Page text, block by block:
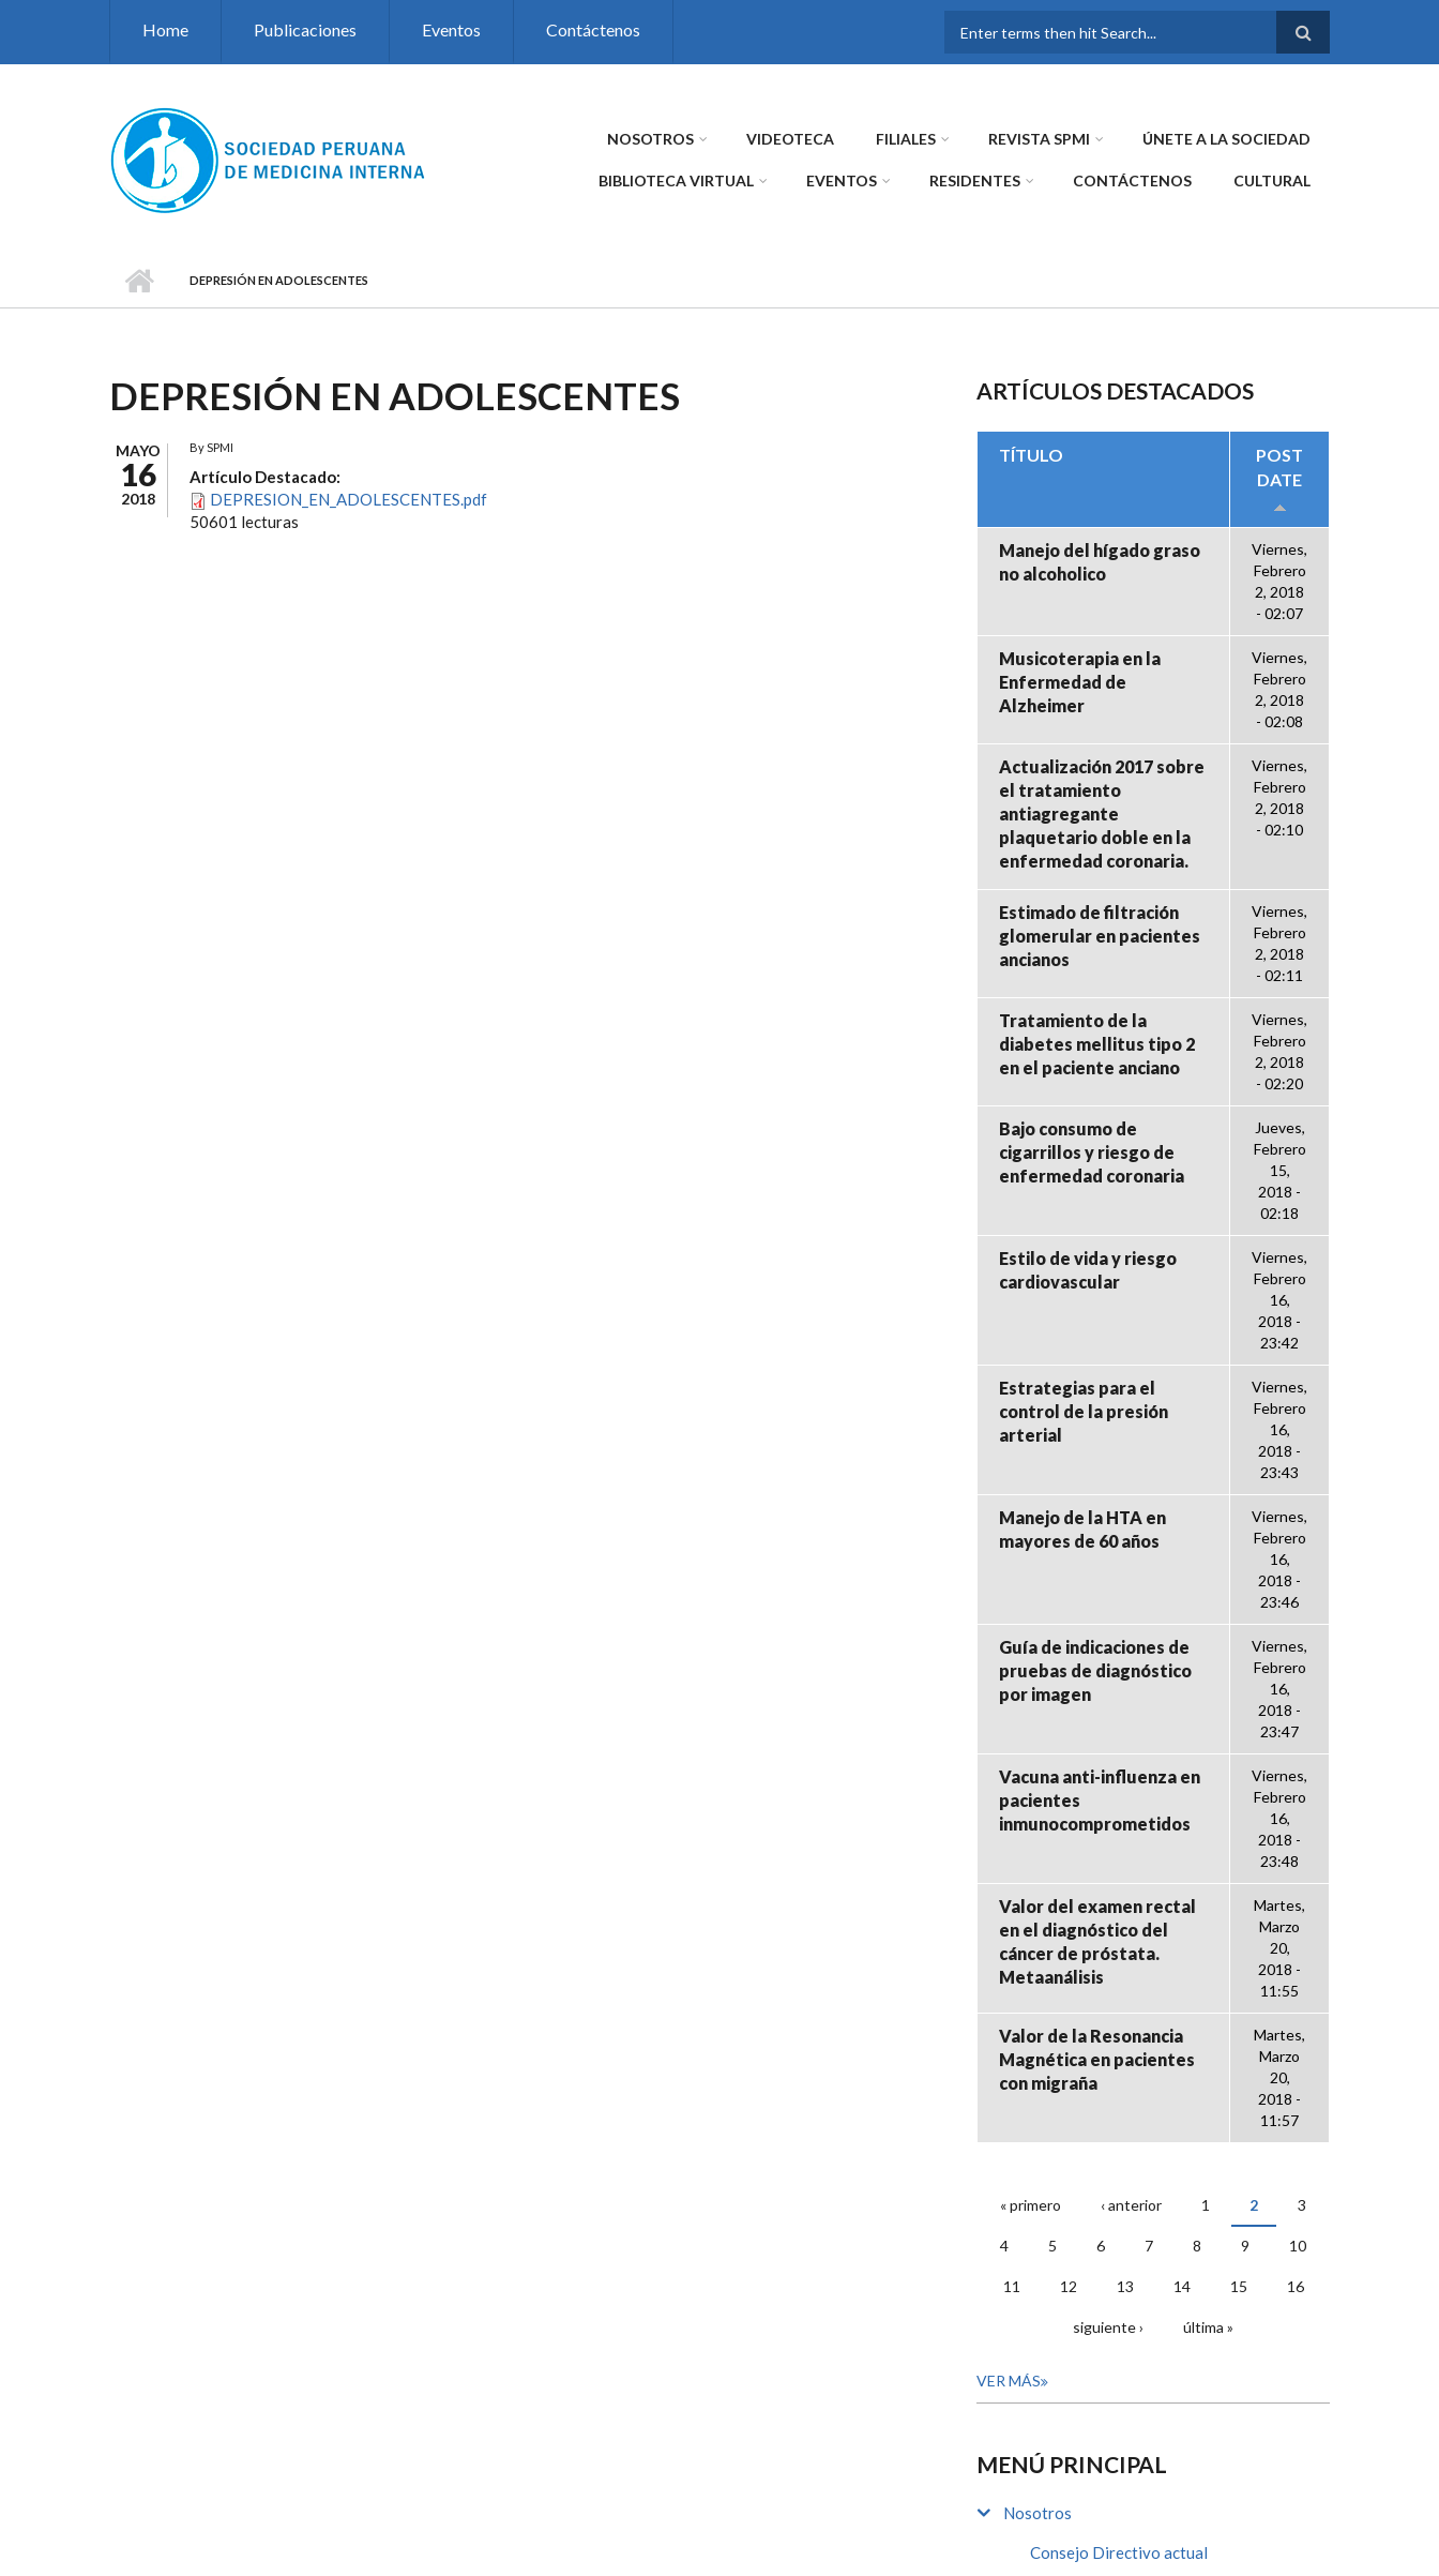
Home Publicaciones Eventos Contáctenos
FORMULARIO DE
NOSOTROS VIDEOTECA FILIALES REVISTA SPMI ÚNETE A LA SOCIEDAD
BIBLIOTECA VIRTUAL EVENTOS RESIDENTES CONTÁCTENOS CULTURAL
DEPRESIÓN EN ADOLESCENTES
DEPRESIÓN EN ADOLESCENTES
MAYO
16
2018
BySPMI
Artículo Destacado:
DEPRESION_EN_ADOLESCENTES.pdf
50601 lecturas
ARTÍCULOS DESTACADOS
TÍTULO
POST
DATE
Manejo del hígado graso
no alcoholico
Viernes,
Febrero
2, 2018
- 02:07
Musicoterapia en la
Enfermedad de
Alzheimer
Viernes,
Febrero
2, 2018
- 02:08
Actualización 2017 sobre
el tratamiento
antiagregante
plaquetario doble en la
enfermedad coronaria.
Viernes,
Febrero
2, 2018
- 02:10
Estimado de filtración
glomerular en pacientes
ancianos
Viernes,
Febrero
2, 2018
- 02:11
Tratamiento de la
diabetes mellitus tipo 2
en el paciente anciano
Viernes,
Febrero
2, 2018
- 02:20
Bajo consumo de
cigarrillos y riesgo de
enfermedad coronaria
Jueves,
Febrero
15,
2018 -
02:18
Estilo de vida y riesgo
cardiovascular
Viernes,
Febrero
16,
2018 -
23:42
Estrategias para el
control de la presión
arterial
Viernes,
Febrero
16,
2018 -
23:43
Manejo de la HTA en
mayores de 60 años
Viernes,
Febrero
16,
2018 -
23:46
Guía de indicaciones de
pruebas de diagnóstico
por imagen
Viernes,
Febrero
16,
2018 -
23:47
Vacuna anti-influenza en
pacientes
inmunocomprometidos
Viernes,
Febrero
16,
2018 -
23:48
Valor del examen rectal
en el diagnóstico del
cáncer de próstata.
Metaanálisis
Martes,
Marzo
20,
2018 -
11:55
Valor de la Resonancia
Magnética en pacientes
con migraña
Martes,
Marzo
20,
2018 -
11:57
PÁGINAS
« primero ‹ anterior 1 2 3
4 5 6 7 8 9 10
11 12 13 14 15 16
siguiente › última »
VER MÁS
MENÚ PRINCIPAL
Nosotros
Consejo Directivo actual